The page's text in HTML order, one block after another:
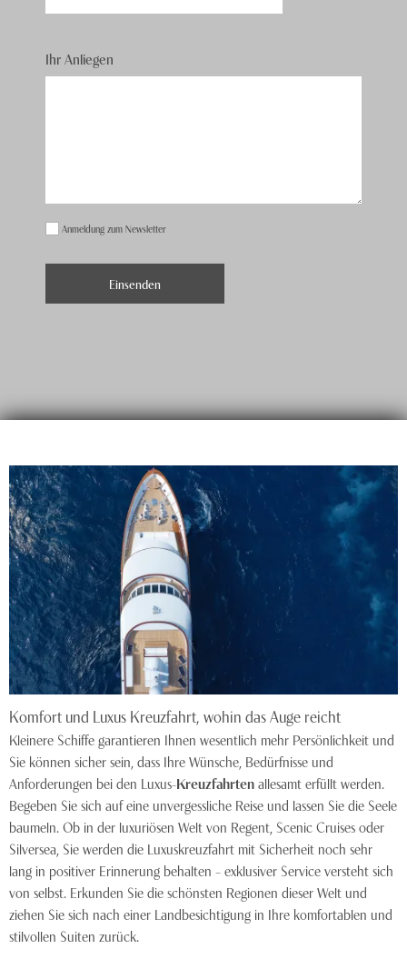
Ihr Anliegen
Anmeldung zum Newsletter
Komfort und Luxus Kreuzfahrt, wohin das Auge reicht
Kleinere Schiffe garantieren Ihnen wesentlich mehr Persönlichkeit und
Sie können sicher sein, dass Ihre Wünsche, Bedürfnisse und
Anforderungen bei den Luxus-Kreuzfahrtenallesamt erfüllt werden.
Begeben Sie sich auf eine unvergessliche Reise und lassen Sie die Seele
baumeln. Ob in der luxuriösen Welt von Regent, Scenic Cruises oder
Silversea, Sie werden die Luxuskreuzfahrt mit Sicherheit noch sehr
lang in positiver Erinnerung behalten – exklusiver Service versteht sich
von selbst. Erkunden Sie die schönsten Regionen dieser Welt und
ziehen Sie sich nach einer Landbesichtigung in Ihre komfortablen und
stilvollen Suiten zurück.